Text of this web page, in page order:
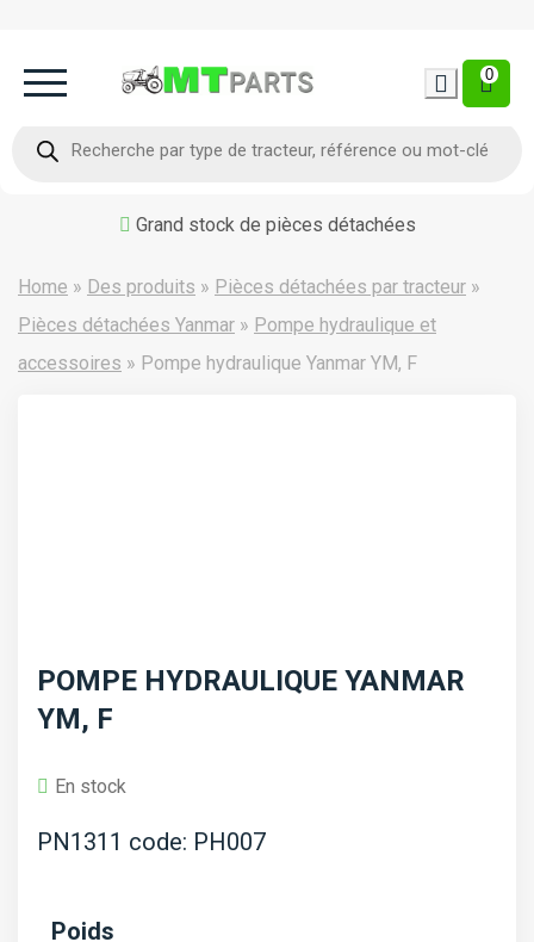
0
produits
Grand stock de pièces détachées
Home » Des produits » Pièces détachées par tracteur »
Pièces détachées Yanmar » Pompe hydraulique et
accessoires » Pompe hydraulique Yanmar YM, F
POMPE HYDRAULIQUE YANMAR
YM, F
En stock
PN1311 code: PH007
Poids